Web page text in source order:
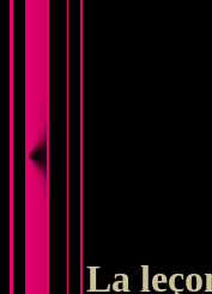
La